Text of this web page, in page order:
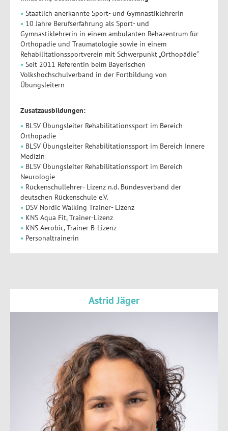
Staatlich anerkannte Sport- und Gymnastiklehrerin
10 Jahre Berufserfahrung als Sport- und
Gymnastiklehrerin in einem ambulanten Rehazentrum für
Orthopädie und Traumatologie sowie in einem
Rehabilitationssportverein mit Schwerpunkt „Orthopädie“
Seit 2011 Referentin beim Bayerischen
Volkshochschulverband in der Fortbildung von
Übungsleitern
Zusatzausbildungen:
BLSV Übungsleiter Rehabilitationssport im Bereich
Orthopädie
BLSV Übungsleiter Rehabilitationssport im Bereich Innere
Medizin
BLSV Übungsleiter Rehabilitationssport im Bereich
Neurologie
Rückenschullehrer- Lizenz n.d. Bundesverband der
deutschen Rückenschule e.V.
DSV Nordic Walking Trainer- Lizenz
KNS Aqua Fit, Trainer-Lizenz
KNS Aerobic, Trainer B-Lizenz
Personaltrainerin
Astrid Jäger